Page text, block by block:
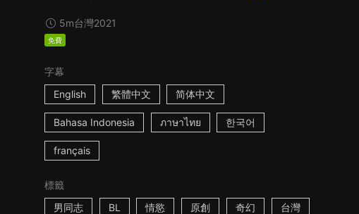
5m台灣2021
免費
字幕
English
繁體中文 简体中文
Bahasa Indonesia ภาษาไทย 한국어
français
標籤
男同志
BL 情慾 原創 奇幻 台灣